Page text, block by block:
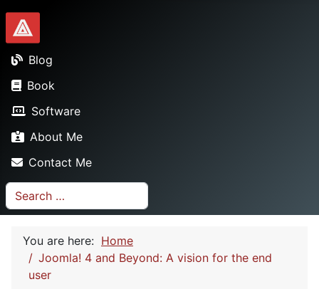
Dionysopoulos.me
Blog
Book
Software
About Me
Contact Me
Search
You are here: Home
Joomla! 4 and Beyond: A vision for the end
user